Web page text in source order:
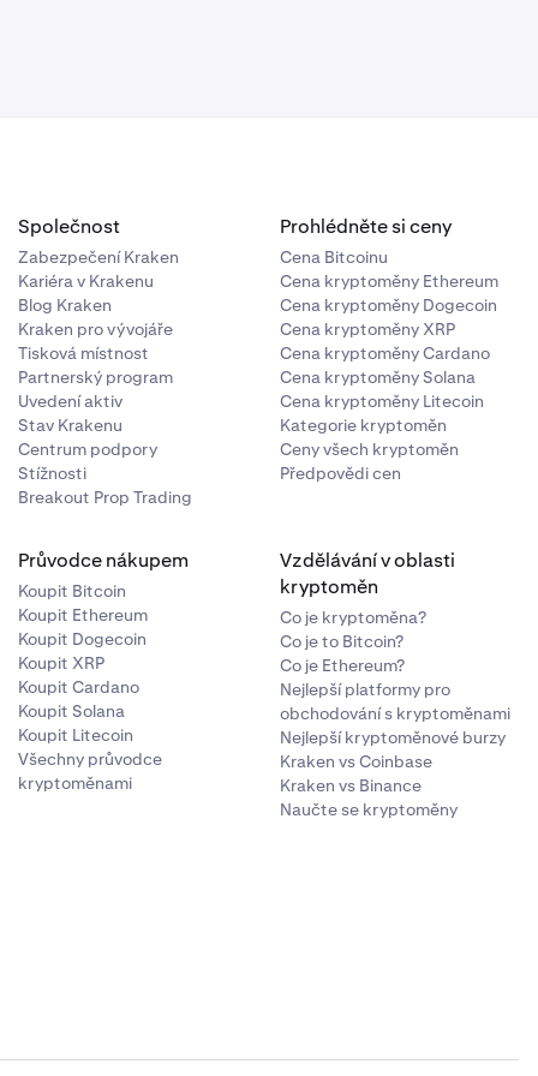
případě
8 000 $.
7 481 $, vaše
– cenu, při
příkazu za
není na trhu
by byl
svou
ale
obnovit
dokud
uzavřena.
rozdílu
20 000
2 000 $,
nad
$.
kapitál
Žádný
je
Společnost
Zabezpečení Kraken
Kariéra v Krakenu
Blog Kraken
Kraken pro vývojáře
Tisková místnost
Partnerský program
Uvedení aktiv
Stav Krakenu
Centrum podpory
Stížnosti
Breakout Prop Trading
Prohlédněte si ceny
Cena Bitcoinu
Cena kryptoměny Ethereum
Cena kryptoměny Dogecoin
Cena kryptoměny XRP
Cena kryptoměny Cardano
Cena kryptoměny Solana
Cena kryptoměny Litecoin
Kategorie kryptoměn
Ceny všech kryptoměn
Předpovědi cen
Průvodce nákupem
Koupit Bitcoin
Koupit Ethereum
Koupit Dogecoin
Koupit XRP
Koupit Cardano
Koupit Solana
Koupit Litecoin
Všechny průvodce
kryptoměnami
Vzdělávání v oblasti
kryptoměn
Co je kryptoměna?
Co je to Bitcoin?
Co je Ethereum?
Nejlepší platformy pro
obchodování s kryptoměnami
Nejlepší kryptoměnové burzy
Kraken vs Coinbase
Kraken vs Binance
Naučte se kryptoměny